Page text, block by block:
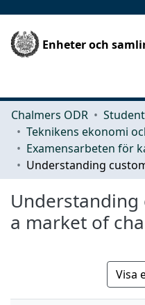
Enheter och
Chalmers ODR
a market of
Visa